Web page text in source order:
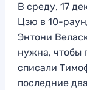
В среду, 17
Цзю в 10-
Энтони
нужна, чтобы
списали
последние